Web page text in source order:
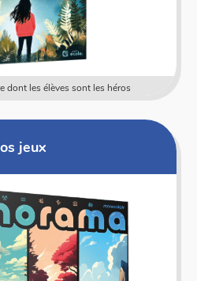
dont les élèves sont les héros
jeux